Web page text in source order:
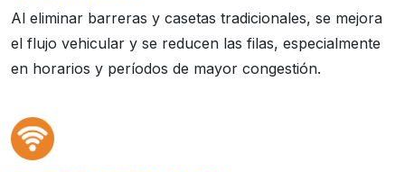
Al eliminar barreras y casetas tradicionales, se mejora
el flujo vehicular y se reducen las filas, especialmente
en horarios y períodos de mayor congestión.